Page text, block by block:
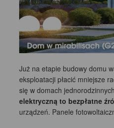
Już na etapie budowy domu
eksploatacji płacić mniejsze
się w domach
elektryczną to bezpłatne
urządzeń. Panele